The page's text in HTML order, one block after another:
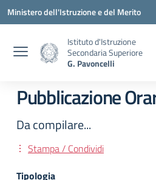
Vai ai contenuti
Vai al menu di navigazione
Vai al footer
Ministero dell'Istruzione e del Merito
Istituto d'Istruzione
Secondaria Superiore
G. Pavoncelli
Pubblicazione
Da compilare...
Stampa / Condividi
Tipologia